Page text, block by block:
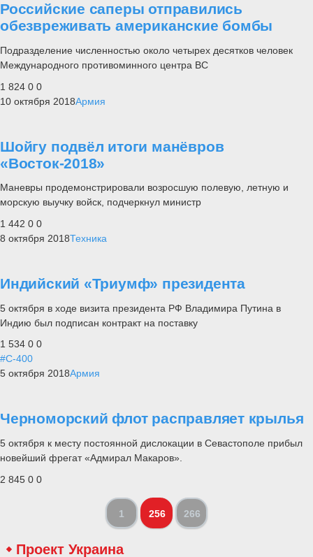
Российские саперы отправились
обезвреживать американские бомбы
Подразделение численностью около четырех десятков человек
Международного противоминного центра ВС
1 824 0 0
10 октября 2018Армия
Шойгу подвёл итоги манёвров
«Восток-2018»
Маневры продемонстрировали возросшую полевую, летную и
морскую выучку войск, подчеркнул министр
1 442 0 0
8 октября 2018Техника
Индийский «Триумф» президента
5 октября в ходе визита президента РФ Владимира Путина в
Индию был подписан контракт на поставку
1 534 0 0
#С-400
5 октября 2018Армия
Черноморский флот расправляет крылья
5 октября к месту постоянной дислокации в Севастополе прибыл
новейший фрегат «Адмирал Макаров».
2 845 0 0
1 256 266
Проект Украина